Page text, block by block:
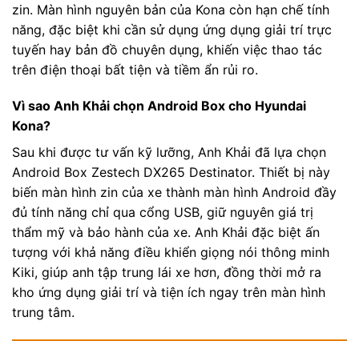
zin. Màn hình nguyên bản của Kona còn hạn chế tính
năng, đặc biệt khi cần sử dụng ứng dụng giải trí trực
tuyến hay bản đồ chuyên dụng, khiến việc thao tác
trên điện thoại bất tiện và tiềm ẩn rủi ro.
Vì sao Anh Khải chọn Android Box cho Hyundai
Kona?
Sau khi được tư vấn kỹ lưỡng, Anh Khải đã lựa chọn
Android Box Zestech DX265 Destinator. Thiết bị này
biến màn hình zin của xe thành màn hình Android đầy
đủ tính năng chỉ qua cổng USB, giữ nguyên giá trị
thẩm mỹ và bảo hành của xe. Anh Khải đặc biệt ấn
tượng với khả năng điều khiển giọng nói thông minh
Kiki, giúp anh tập trung lái xe hơn, đồng thời mở ra
kho ứng dụng giải trí và tiện ích ngay trên màn hình
trung tâm.